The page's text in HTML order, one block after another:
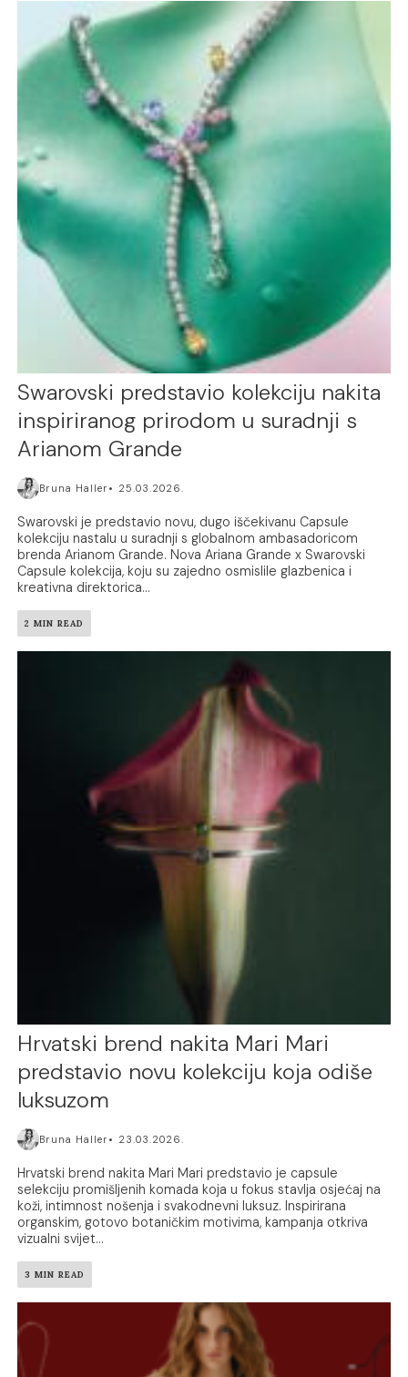
Swarovski predstavio kolekciju nakita
inspiriranog prirodom u suradnji s
Arianom Grande
Bruna Haller 25.03.2026.
Swarovski je predstavio novu, dugo iščekivanu Capsule
kolekciju nastalu u suradnji s globalnom ambasadoricom
brenda Arianom Grande. Nova Ariana Grande x Swarovski
Capsule kolekcija, koju su zajedno osmislile glazbenica i
kreativna direktorica...
2 MIN READ
Hrvatski brend nakita Mari Mari
predstavio novu kolekciju koja odiše
luksuzom
Bruna Haller 23.03.2026.
Hrvatski brend nakita Mari Mari predstavio je capsule
selekciju promišljenih komada koja u fokus stavlja osjećaj na
koži, intimnost nošenja i svakodnevni luksuz. Inspirirana
organskim, gotovo botaničkim motivima, kampanja otkriva
vizualni svijet...
3 MIN READ